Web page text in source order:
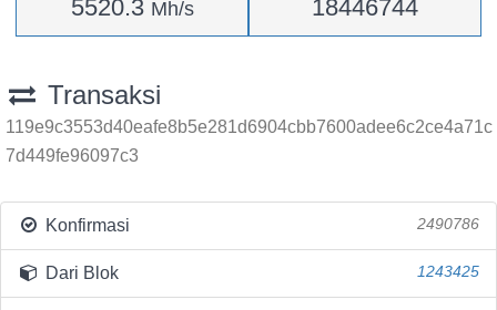
5520.3 Mh/s 18446744
Transaksi
119e9c3553d40eafe8b5e281d6904cbb7600adee6c2ce4a71c
7d449fe96097c3
Konfirmasi 2490786
Dari Blok 1243425